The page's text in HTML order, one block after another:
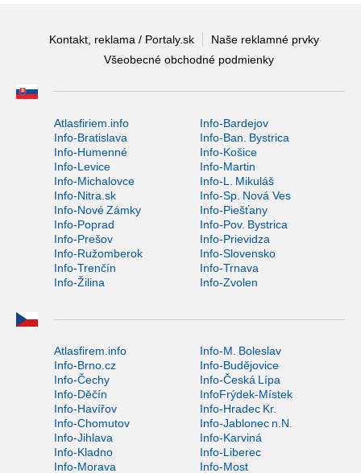
Kontakt, reklama / Portaly.sk
Naše reklamné prvky
Všeobecné obchodné podmienky
Atlasfiriem.info
Info-Bardejov
Info-Bratislava
Info-Ban. Bystrica
Info-Humenné
Info-Košice
Info-Levice
Info-Martin
Info-Michalovce
Info-L. Mikuláš
Info-Nitra.sk
Info-Sp. Nová Ves
Info-Nové Zámky
Info-Piešťany
Info-Poprad
Info-Pov. Bystrica
Info-Prešov
Info-Prievidza
Info-Ružomberok
Info-Slovensko
Info-Trenčín
Info-Trnava
Info-Žilina
Info-Zvolen
Atlasfirem.info
Info-M. Boleslav
Info-Brno.cz
Info-Budějovice
Info-Čechy
Info-Česká Lípa
Info-Děčín
InfoFrýdek-Místek
Info-Havířov
Info-Hradec Kr.
Info-Chomutov
Info-Jablonec n.N.
Info-Jihlava
Info-Karviná
Info-Kladno
Info-Liberec
Info-Morava
Info-Most